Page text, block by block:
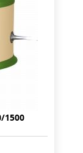
1500